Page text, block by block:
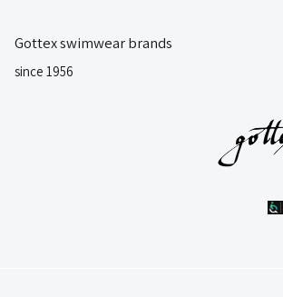
Gottex swimwear brands
since 1956